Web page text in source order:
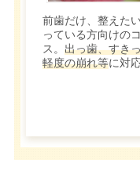
前歯だけ、整えた
っている方向けの
ス。 出っ歯、すき
軽度の崩れ等に対